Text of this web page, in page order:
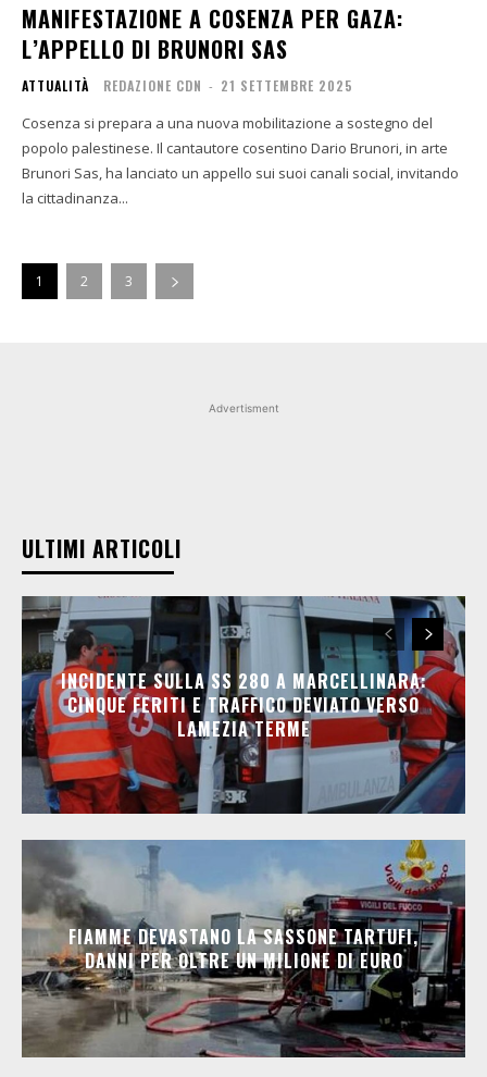
MANIFESTAZIONE A COSENZA PER GAZA:
L’APPELLO DI BRUNORI SAS
ATTUALITÀ REDAZIONE CDN - 21 SETTEMBRE 2025
Cosenza si prepara a una nuova mobilitazione a sostegno del
popolo palestinese. Il cantautore cosentino Dario Brunori, in arte
Brunori Sas, ha lanciato un appello sui suoi canali social, invitando
la cittadinanza...
1 2 3
Advertisment
ULTIMI ARTICOLI
INCIDENTE SULLA SS 280 A MARCELLINARA:
CINQUE FERITI E TRAFFICO DEVIATO VERSO
LAMEZIA TERME
FIAMME DEVASTANO LA SASSONE TARTUFI,
DANNI PER OLTRE UN MILIONE DI EURO